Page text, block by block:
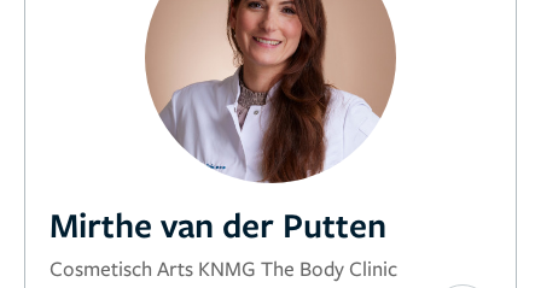
Mirthe van der Putten
Cosmetisch Arts KNMG The Body Clinic